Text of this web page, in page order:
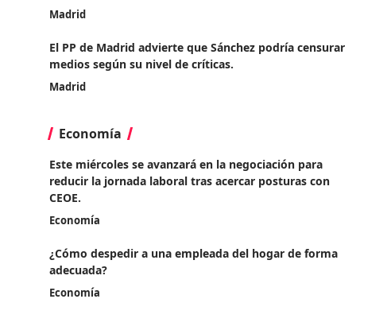
Madrid
El PP de Madrid advierte que Sánchez podría censurar
medios según su nivel de críticas.
Madrid
Economía
Este miércoles se avanzará en la negociación para
reducir la jornada laboral tras acercar posturas con
CEOE.
Economía
¿Cómo despedir a una empleada del hogar de forma
adecuada?
Economía